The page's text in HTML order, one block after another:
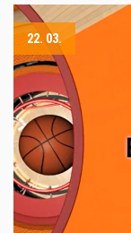
22. 03.